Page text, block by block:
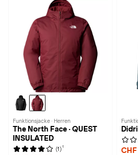
Funktionsjacke · Herren
The North Face · QUEST
INSULATED
(1) 1